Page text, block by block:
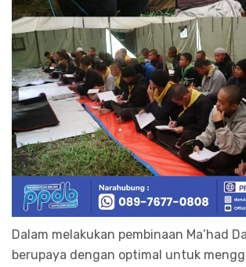
Dalam melakukan pembinaan Ma’had
berupaya dengan optimal untuk